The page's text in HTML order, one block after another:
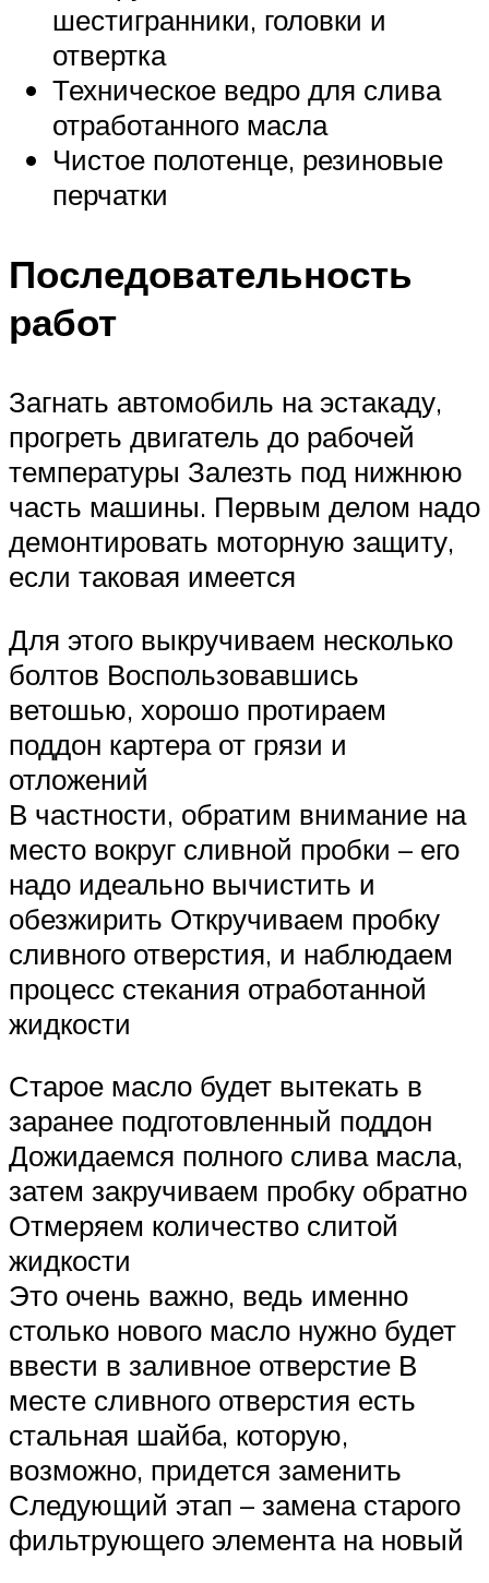
шестигранники, головки и
отвертка
Техническое ведро для слива
отработанного масла
Чистое полотенце, резиновые
перчатки
Последовательность
работ
Загнать автомобиль на эстакаду,
прогреть двигатель до рабочей
температуры Залезть под нижнюю
часть машины. Первым делом надо
демонтировать моторную защиту,
если таковая имеется
Для этого выкручиваем несколько
болтов Воспользовавшись
ветошью, хорошо протираем
поддон картера от грязи и
отложений
В частности, обратим внимание на
место вокруг сливной пробки – его
надо идеально вычистить и
обезжирить Откручиваем пробку
сливного отверстия, и наблюдаем
процесс стекания отработанной
жидкости
Старое масло будет вытекать в
заранее подготовленный поддон
Дожидаемся полного слива масла,
затем закручиваем пробку обратно
Отмеряем количество слитой
жидкости
Это очень важно, ведь именно
столько нового масло нужно будет
ввести в заливное отверстие В
месте сливного отверстия есть
стальная шайба, которую,
возможно, придется заменить
Следующий этап – замена старого
фильтрующего элемента на новый